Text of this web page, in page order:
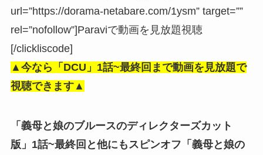
url=”https://dorama-netabare.com/1ysm” target=””
rel=”nofollow”]Paraviで動画を見放題視聴
[/clickliscode]
▲今なら「DCU」 1話~最終回まで動画を見放題で
視聴できます▲
「義母と娘のブルースのディレクターズカット
版」1話~最終回と他にもスピンオフ「義母と娘の